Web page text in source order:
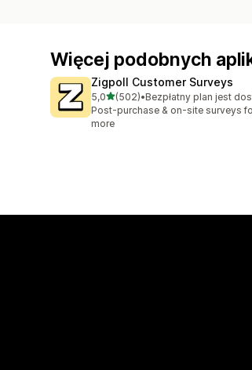
Więcej podobnych
Zigpoll Customer Surveys
5,0na 5 gwiazdek
(502)
Łączna liczba recenzji: 502
•Bezpłatny plan jest
Post-purchase & on-site surveys
more